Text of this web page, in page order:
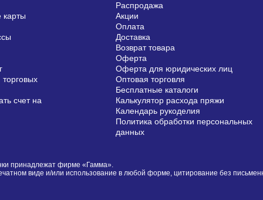
счет на
Распродажа
Акции
Оплата
Доставка
Возврат товара
Оферта
Оферта для юридических лиц
Оптовая торговля
Бесплатные каталоги
Калькулятор расхода пряжи
Календарь рукоделия
Политика обработки персональных
данных
принадлежат фирме «Гамма».
виде и/или использование в любой форме, цитирование без